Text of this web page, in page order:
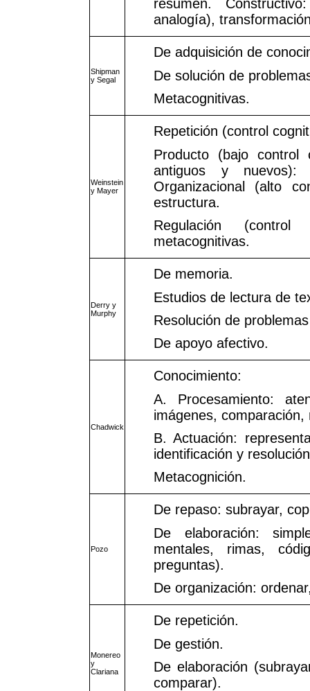
resumen.
analogía),
Shipman
y Segal
De adquisición de
De solución de
Metacognitivas.
Weinstein
y Mayer
Repetición (control
Producto (bajo control
antiguos y nuevos):
Organizacional (alto
estructura.
Regulación
metacognitivas.
Derry y
Murphy
De memoria.
Estudios de lectura de
Resolución de
De apoyo afectivo.
Chadwick
Conocimiento:
A. Procesamiento:
imágenes,
B. Actuación:
identificación y
Metacognición.
Pozo
De repaso: subrayar,
De elaboración:
mentales, rimas,
preguntas).
De organización:
Monereo
y
Clariana
De repetición.
De gestión.
De elaboración
comparar).